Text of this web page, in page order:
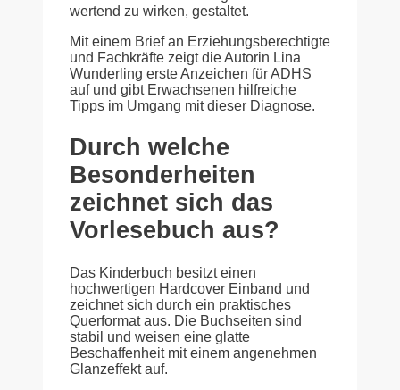
wertend zu wirken, gestaltet.
Mit einem Brief an Erziehungsberechtigte
und Fachkräfte zeigt die Autorin Lina
Wunderling erste Anzeichen für ADHS
auf und gibt Erwachsenen hilfreiche
Tipps im Umgang mit dieser Diagnose.
Durch welche
Besonderheiten
zeichnet sich das
Vorlesebuch aus?
Das Kinderbuch besitzt einen
hochwertigen Hardcover Einband und
zeichnet sich durch ein praktisches
Querformat aus. Die Buchseiten sind
stabil und weisen eine glatte
Beschaffenheit mit einem angenehmen
Glanzeffekt auf.